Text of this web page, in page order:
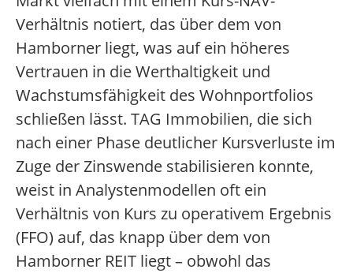
Verhältnis notiert, das über dem von
Hamborner liegt, was auf ein höheres
Vertrauen in die Werthaltigkeit und
Wachstumsfähigkeit des Wohnportfolios
schließen lässt. TAG Immobilien, die sich
nach einer Phase deutlicher Kursverluste im
Zuge der Zinswende stabilisieren konnte,
weist in Analystenmodellen oft ein
Verhältnis von Kurs zu operativem Ergebnis
(FFO) auf, das knapp über dem von
Hamborner REIT liegt – obwohl das